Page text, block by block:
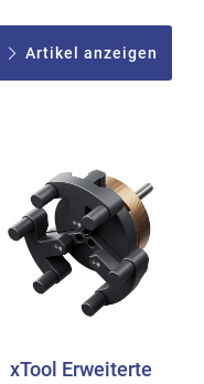
Artikel anzeigen
xTool Erweiterte